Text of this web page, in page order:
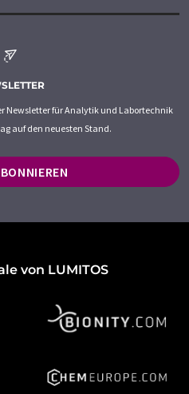
Newsletter für Analytik und Labortechnik
auf den neuesten Stand.
von LUMITOS